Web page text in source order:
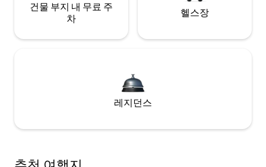
건물 부지 내 무료 주
차
헬스장
레지던스